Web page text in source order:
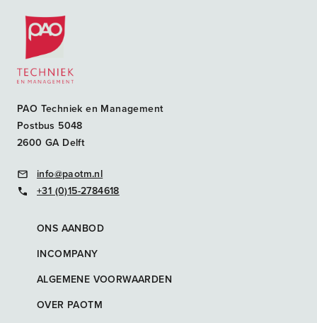
Postacademische cursussen, leergangen en opleidingen
PAO Techniek en Management
Postbus 5048
2600 GA Delft
info@paotm.nl
+31 (0)15-2784618
ONS AANBOD
INCOMPANY
ALGEMENE VOORWAARDEN
OVER PAOTM